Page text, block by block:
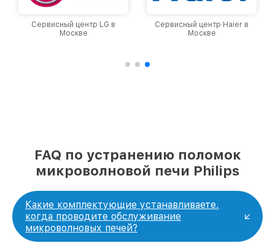
Сервисный центр LG в
Москве
Сервисный центр Haier в
Москве
FAQ по устранению поломок
микроволновой печи Philips
Какие комплектующие устанавливаете,
когда проводите обслуживание
микроволновых печей?